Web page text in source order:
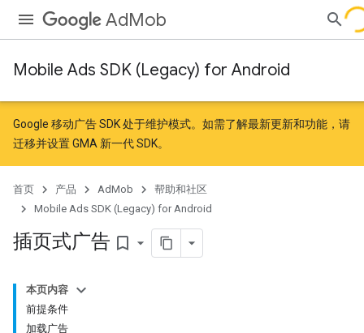
AdMob
Mobile Ads SDK (Legacy) for Android
Google 移动广告 SDK 处于维护模式。如需了解最新更新和功能，请
迁移并设置 GMA 新一代 SDK。
首页 产品 AdMob
帮助和社区
Mobile Ads SDK (Legacy) for Android
插页式广告 bookmark_border
本页内容
前提条件
加载广告